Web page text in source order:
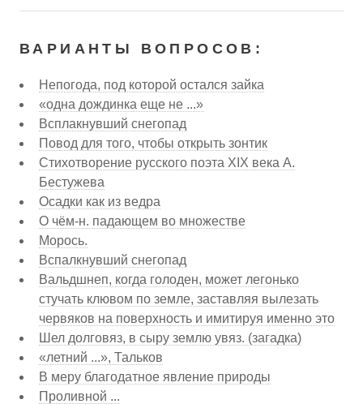
ВАРИАНТЫ ВОПРОСОВ:
Непогода, под которой остался зайка
«одна дождинка еще не ...»
Всплакнувший снегопад
Повод для того, чтобы открыть зонтик
Стихотворение русского поэта XIX века А.
Бестужева
Осадки как из ведра
О чём-н. падающем во множестве
Морось.
Вспалкнувший снегопад
Вальдшнеп, когда голоден, может легонько
стучать клювом по земле, заставляя вылезать
червяков на поверхность и имитируя именно это
Шел долговяз, в сыру землю увяз. (загадка)
«летний ...», Тальков
В меру благодатное явление природы
Проливной ...